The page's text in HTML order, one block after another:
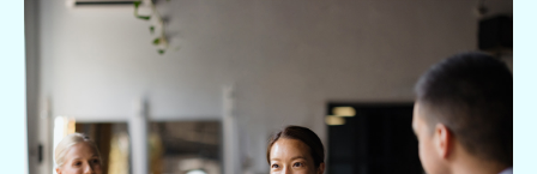
我們的基金
投資觀點